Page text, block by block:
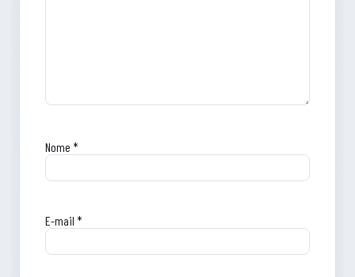
Nome *
E-mail *